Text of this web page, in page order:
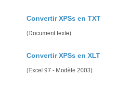
Convertir XPSs en TXT
(Document texte)
Convertir XPSs en XLT
(Excel 97 - Modèle 2003)